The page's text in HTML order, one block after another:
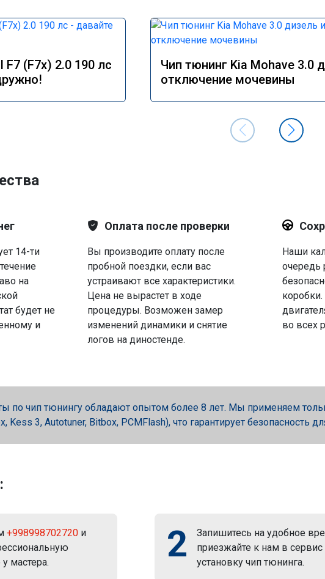
F7 (F7x) 2.0 190 лс
Чип тюнинг Kia Mohave 3.0
отключение мочевины
14-ти
на
будет не
и
Оплата после проверки
Вы производите оплату после
пробной поездки, если вас
устраивают все характеристики.
Цена не вырастет в ходе
процедуры. Возможен замер
изменений динамики и снятие
логов на диностенде.
Наши
очередь
во всех
по чип тюнингу обладают опытом более 8 лет. Мы применяем
Kess 3, Autotuner, Bitbox, PCMFlash), что гарантирует безопасность
+998998702720 и
мастера.
2
Запишитесь на удобное
приезжайте к нам в сервис
установку чип тюнинга.